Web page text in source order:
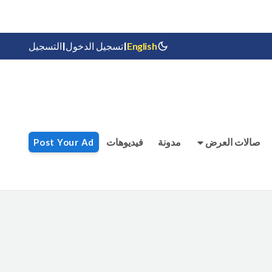
English
|تسجيل الدخول|التسجيل
صالات العرض مدونة فيديوهات Post Your Ad